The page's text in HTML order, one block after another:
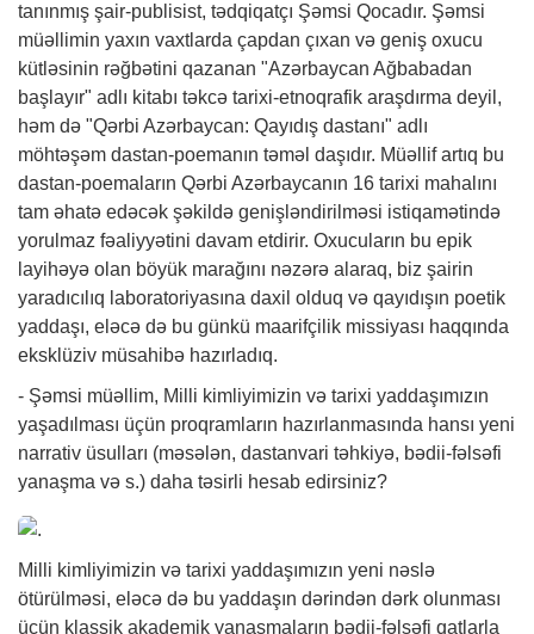
tanınmış şair-publisist, tədqiqatçı Şəmsi Qocadır. Şəmsi
müəllimin yaxın vaxtlarda çapdan çıxan və geniş oxucu
kütləsinin rəğbətini qazanan "Azərbaycan Ağbabadan
başlayır" adlı kitabı təkcə tarixi-etnoqrafik araşdırma deyil,
həm də "Qərbi Azərbaycan: Qayıdış dastanı" adlı
möhtəşəm dastan-poemanın təməl daşıdır. Müəllif artıq bu
dastan-poemaların Qərbi Azərbaycanın 16 tarixi mahalını
tam əhatə edəcək şəkildə genişləndirilməsi istiqamətində
yorulmaz fəaliyyətini davam etdirir. Oxucuların bu epik
layihəyə olan böyük marağını nəzərə alaraq, biz şairin
yaradıcılıq laboratoriyasına daxil olduq və qayıdışın poetik
yaddaşı, eləcə də bu günkü maarifçilik missiyası haqqında
eksklüziv müsahibə hazırladıq.
- Şəmsi müəllim, Milli kimliyimizin və tarixi yaddaşımızın
yaşadılması üçün proqramların hazırlanmasında hansı yeni
narrativ üsulları (məsələn, dastanvari təhkiyə, bədii-fəlsəfi
yanaşma və s.) daha təsirli hesab edirsiniz?
Milli kimliyimizin və tarixi yaddaşımızın yeni nəslə
ötürülməsi, eləcə də bu yaddaşın dərindən dərk olunması
üçün klassik akademik yanaşmaların bədii-fəlsəfi qatlarla